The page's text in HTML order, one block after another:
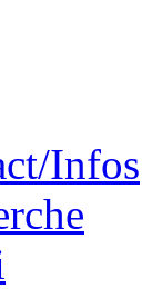
Infos